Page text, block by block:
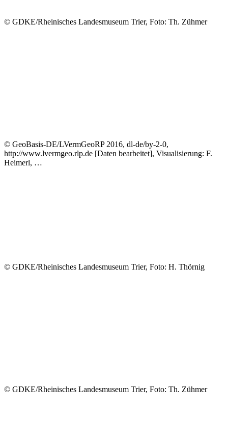
© GDKE/Rheinisches Landesmuseum Trier, Foto: Th. Zühmer
© GeoBasis-DE/LVermGeoRP 2016, dl-de/by-2-0,
http://www.lvermgeo.rlp.de [Daten bearbeitet], Visualisierung: F.
Heimerl, …
© GDKE/Rheinisches Landesmuseum Trier, Foto: H. Thörnig
© GDKE/Rheinisches Landesmuseum Trier, Foto: Th. Zühmer